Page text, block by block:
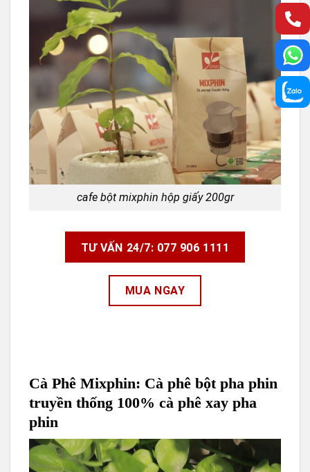
cafe bột mixphin hộp giấy 200gr
TƯ VẤN 24/7: 077 906 1111
MUA NGAY
Cà Phê Mixphin: Cà phê bột pha phin
truyền thống 100% cà phê xay pha
phin